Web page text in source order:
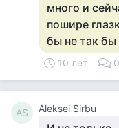
много и
пошире
бы не так
10 лет 0
AS Aleksei Sirbu